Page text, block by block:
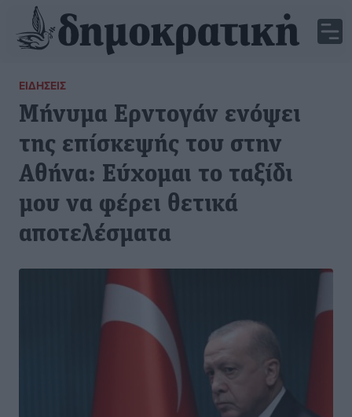
ΕΙΔΉΣΕΙΣ
Μήνυμα Ερντογάν ενόψει
της επίσκεψής του στην
Αθήνα: Eύχομαι το ταξίδι
μου να φέρει θετικά
αποτελέσματα